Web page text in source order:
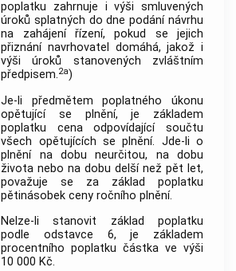
poplatku zahrnuje i výši smluvených
úroků splatných do dne podání návrhu
na zahájení řízení, pokud se jejich
přiznání navrhovatel domáhá, jakož i
výši úroků stanovených zvláštním
předpisem.2a)
Je-li předmětem poplatného úkonu
opětující se plnění, je základem
poplatku cena odpovídající součtu
všech opětujících se plnění. Jde-li o
plnění na dobu neurčitou, na dobu
života nebo na dobu delší než pět let,
považuje se za základ poplatku
pětinásobek ceny ročního plnění.
Nelze-li stanovit základ poplatku
podle odstavce 6, je základem
procentního poplatku částka ve výši
10 000 Kč.